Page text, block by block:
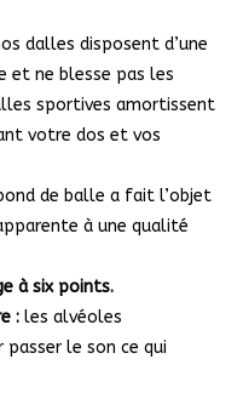
dalles disposent d’une
et ne blesse pas les
sportives amortissent
votre dos et vos
de balle a fait l’objet
à une qualité
à six points.
: les alvéoles
le son ce qui